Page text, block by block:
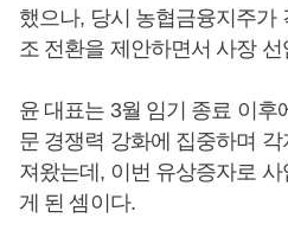
했으나, 당시 농협금융지주가
조 전환을 제안하면서 사장
윤 대표는 3월 임기 종료 이후
문 경쟁력 강화에 집중하며
져왔는데, 이번 유상증자로 사
게 된 셈이다.